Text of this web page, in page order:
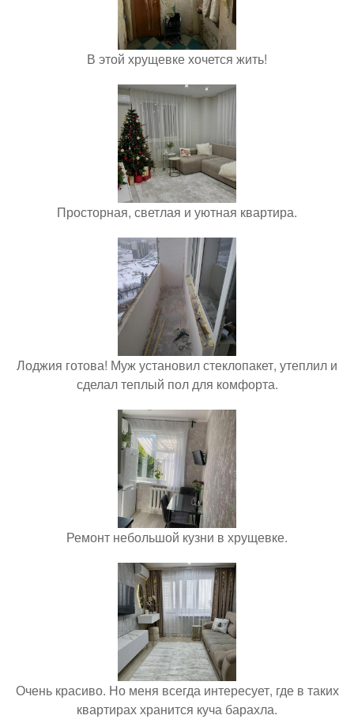
В этой хрущевке хочется жить!
Просторная, светлая и уютная квартира.
Лоджия готова! Муж установил стеклопакет, утеплил и
сделал теплый пол для комфорта.
Ремонт небольшой кузни в хрущевке.
Очень красиво. Но меня всегда интересует, где в таких
квартирах хранится куча барахла.